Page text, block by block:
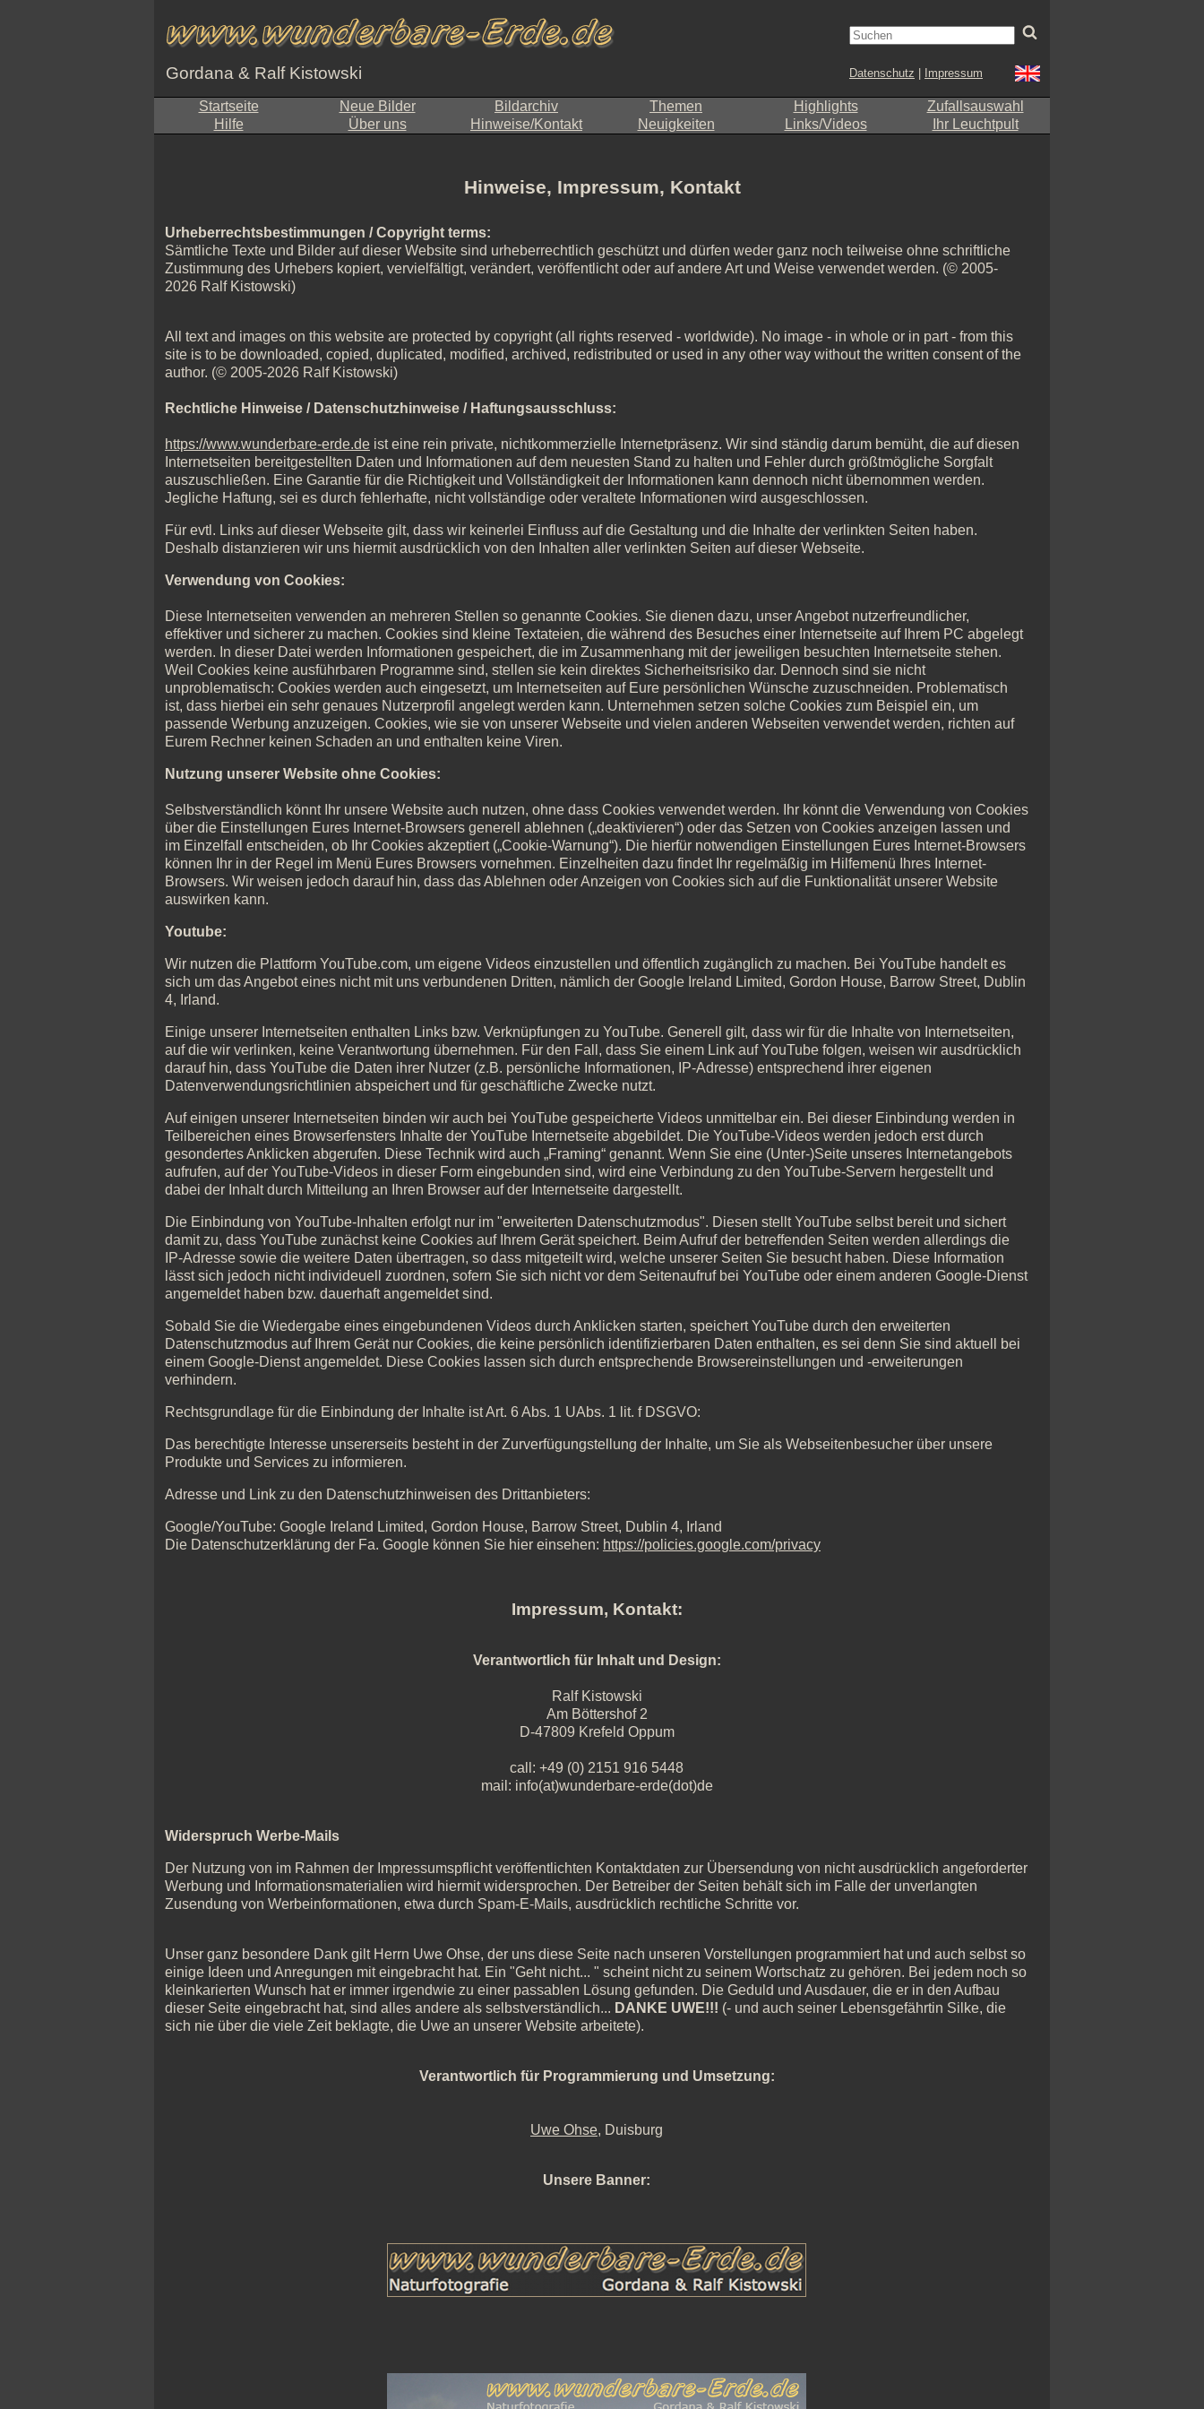
Gordana & Ralf Kistowski Datenschutz Impressum
Startseite Neue Bilder Bildarchiv Themen Highlights
Zufallsauswahl
Hilfe
Über uns Hinweise/Kontakt Neuigkeiten Links/Videos Ihr Leuchtpult
Hinweise, Impressum, Kontakt
Urheberrechtsbestimmungen / Copyright terms:
Sämtliche Texte und Bilder auf dieser Website sind urheberrechtlich geschützt und dürfen weder ganz noch teilweise ohne schriftliche
Zustimmung des Urhebers kopiert, vervielfältigt, verändert, veröffentlicht oder auf andere Art und Weise verwendet werden. (© 2005-
2026 Ralf Kistowski)
All text and images on this website are protected by copyright (all rights reserved - worldwide). No image - in whole or in part - from this
site is to be downloaded, copied, duplicated, modified, archived, redistributed or used in any other way without the written consent of the
author. (© 2005-2026 Ralf Kistowski)
Rechtliche Hinweise / Datenschutzhinweise / Haftungsausschluss:
https://www.wunderbare-erde.de ist eine rein private, nichtkommerzielle Internetpräsenz. Wir sind ständig darum bemüht, die auf diesen
Internetseiten bereitgestellten Daten und Informationen auf dem neuesten Stand zu halten und Fehler durch größtmögliche Sorgfalt
auszuschließen. Eine Garantie für die Richtigkeit und Vollständigkeit der Informationen kann dennoch nicht übernommen werden.
Jegliche Haftung, sei es durch fehlerhafte, nicht vollständige oder veraltete Informationen wird ausgeschlossen.
Für evtl. Links auf dieser Webseite gilt, dass wir keinerlei Einfluss auf die Gestaltung und die Inhalte der verlinkten Seiten haben.
Deshalb distanzieren wir uns hiermit ausdrücklich von den Inhalten aller verlinkten Seiten auf dieser Webseite.
Verwendung von Cookies:
Diese Internetseiten verwenden an mehreren Stellen so genannte Cookies. Sie dienen dazu, unser Angebot nutzerfreundlicher,
effektiver und sicherer zu machen. Cookies sind kleine Textateien, die während des Besuches einer Internetseite auf Ihrem PC abgelegt
werden. In dieser Datei werden Informationen gespeichert, die im Zusammenhang mit der jeweiligen besuchten Internetseite stehen.
Weil Cookies keine ausführbaren Programme sind, stellen sie kein direktes Sicherheitsrisiko dar. Dennoch sind sie nicht
unproblematisch: Cookies werden auch eingesetzt, um Internetseiten auf Eure persönlichen Wünsche zuzuschneiden. Problematisch
ist, dass hierbei ein sehr genaues Nutzerprofil angelegt werden kann. Unternehmen setzen solche Cookies zum Beispiel ein, um
passende Werbung anzuzeigen. Cookies, wie sie von unserer Webseite und vielen anderen Webseiten verwendet werden, richten auf
Eurem Rechner keinen Schaden an und enthalten keine Viren.
Nutzung unserer Website ohne Cookies:
Selbstverständlich könnt Ihr unsere Website auch nutzen, ohne dass Cookies verwendet werden. Ihr könnt die Verwendung von Cookies
über die Einstellungen Eures Internet-Browsers generell ablehnen („deaktivieren“) oder das Setzen von Cookies anzeigen lassen und
im Einzelfall entscheiden, ob Ihr Cookies akzeptiert („Cookie-Warnung“). Die hierfür notwendigen Einstellungen Eures Internet-Browsers
können Ihr in der Regel im Menü Eures Browsers vornehmen. Einzelheiten dazu findet Ihr regelmäßig im Hilfemenü Ihres Internet-
Browsers. Wir weisen jedoch darauf hin, dass das Ablehnen oder Anzeigen von Cookies sich auf die Funktionalität unserer Website
auswirken kann.
Youtube:
Wir nutzen die Plattform YouTube.com, um eigene Videos einzustellen und öffentlich zugänglich zu machen. Bei YouTube handelt es
sich um das Angebot eines nicht mit uns verbundenen Dritten, nämlich der Google Ireland Limited, Gordon House, Barrow Street, Dublin
4, Irland.
Einige unserer Internetseiten enthalten Links bzw. Verknüpfungen zu YouTube. Generell gilt, dass wir für die Inhalte von Internetseiten,
auf die wir verlinken, keine Verantwortung übernehmen. Für den Fall, dass Sie einem Link auf YouTube folgen, weisen wir ausdrücklich
darauf hin, dass YouTube die Daten ihrer Nutzer (z.B. persönliche Informationen, IP-Adresse) entsprechend ihrer eigenen
Datenverwendungsrichtlinien abspeichert und für geschäftliche Zwecke nutzt.
Auf einigen unserer Internetseiten binden wir auch bei YouTube gespeicherte Videos unmittelbar ein. Bei dieser Einbindung werden in
Teilbereichen eines Browserfensters Inhalte der YouTube Internetseite abgebildet. Die YouTube-Videos werden jedoch erst durch
gesondertes Anklicken abgerufen. Diese Technik wird auch „Framing“ genannt. Wenn Sie eine (Unter-)Seite unseres Internetangebots
aufrufen, auf der YouTube-Videos in dieser Form eingebunden sind, wird eine Verbindung zu den YouTube-Servern hergestellt und
dabei der Inhalt durch Mitteilung an Ihren Browser auf der Internetseite dargestellt.
Die Einbindung von YouTube-Inhalten erfolgt nur im "erweiterten Datenschutzmodus". Diesen stellt YouTube selbst bereit und sichert
damit zu, dass YouTube zunächst keine Cookies auf Ihrem Gerät speichert. Beim Aufruf der betreffenden Seiten werden allerdings die
IP-Adresse sowie die weitere Daten übertragen, so dass mitgeteilt wird, welche unserer Seiten Sie besucht haben. Diese Information
lässt sich jedoch nicht individeuell zuordnen, sofern Sie sich nicht vor dem Seitenaufruf bei YouTube oder einem anderen Google-Dienst
angemeldet haben bzw. dauerhaft angemeldet sind.
Sobald Sie die Wiedergabe eines eingebundenen Videos durch Anklicken starten, speichert YouTube durch den erweiterten
Datenschutzmodus auf Ihrem Gerät nur Cookies, die keine persönlich identifizierbaren Daten enthalten, es sei denn Sie sind aktuell bei
einem Google-Dienst angemeldet. Diese Cookies lassen sich durch entsprechende Browsereinstellungen und -erweiterungen
verhindern.
Rechtsgrundlage für die Einbindung der Inhalte ist Art. 6 Abs. 1 UAbs. 1 lit. f DSGVO:
Das berechtigte Interesse unsererseits besteht in der Zurverfügungstellung der Inhalte, um Sie als Webseitenbesucher über unsere
Produkte und Services zu informieren.
Adresse und Link zu den Datenschutzhinweisen des Drittanbieters:
Google/YouTube: Google Ireland Limited, Gordon House, Barrow Street, Dublin 4, Irland
Die Datenschutzerklärung der Fa. Google können Sie hier einsehen: https://policies.google.com/privacy
Impressum, Kontakt:
Verantwortlich für Inhalt und Design:
Ralf Kistowski
Am Böttershof 2
D-47809 Krefeld Oppum
call: +49 (0) 2151 916 5448
mail: info(at)wunderbare-erde(dot)de
Widerspruch Werbe-Mails
Der Nutzung von im Rahmen der Impressumspflicht veröffentlichten Kontaktdaten zur Übersendung von nicht ausdrücklich angeforderter
Werbung und Informationsmaterialien wird hiermit widersprochen. Der Betreiber der Seiten behält sich im Falle der unverlangten
Zusendung von Werbeinformationen, etwa durch Spam-E-Mails, ausdrücklich rechtliche Schritte vor.
Unser ganz besondere Dank gilt Herrn Uwe Ohse, der uns diese Seite nach unseren Vorstellungen programmiert hat und auch selbst so
einige Ideen und Anregungen mit eingebracht hat. Ein "Geht nicht... " scheint nicht zu seinem Wortschatz zu gehören. Bei jedem noch so
kleinkarierten Wunsch hat er immer irgendwie zu einer passablen Lösung gefunden. Die Geduld und Ausdauer, die er in den Aufbau
dieser Seite eingebracht hat, sind alles andere als selbstverständlich... DANKE UWE!!! (- und auch seiner Lebensgefährtin Silke, die
sich nie über die viele Zeit beklagte, die Uwe an unserer Website arbeitete).
Verantwortlich für Programmierung und Umsetzung:
Uwe Ohse, Duisburg
Unsere Banner: